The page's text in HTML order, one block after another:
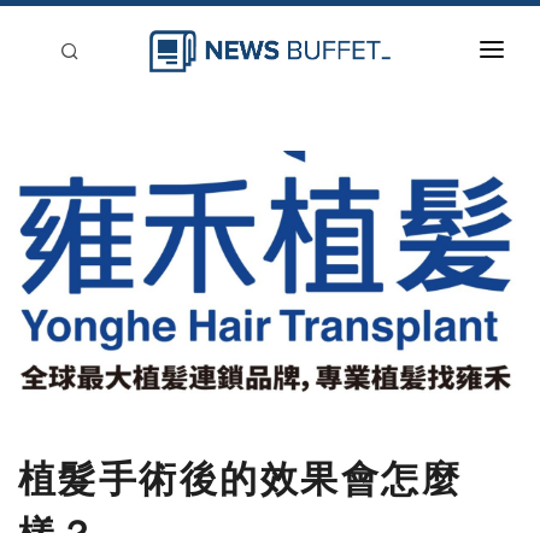
登入
刊登
植髮手術後的效果會怎麼